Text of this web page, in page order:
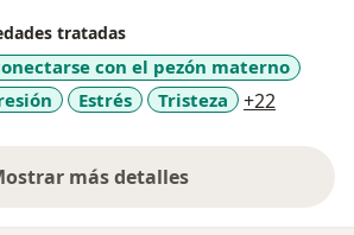
tratadas
con el pezón materno
Estrés Tristeza +22
más detalles
sobre la experiencia